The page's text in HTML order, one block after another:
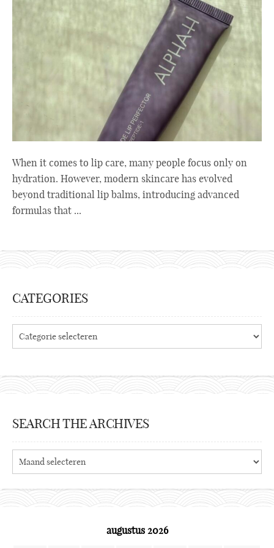
When it comes to lip care, many people focus only on
hydration. However, modern skincare has evolved
beyond traditional lip balms, introducing advanced
formulas that ...
CATEGORIES
SEARCH THE ARCHIVES
the
augustus 2026